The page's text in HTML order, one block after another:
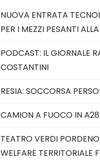
NUOVA ENTRATA
PER I MEZZI PESANTI
PODCAST: IL GIORNALE
COSTANTINI
RESIA: SOCCORSA
CAMION A FUOCO IN A28
TEATRO VERDI
WELFARE TERRITORIALE